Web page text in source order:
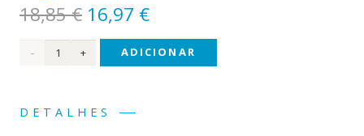
18,85€ O
preço
original
18,85 €.
16,97 €O
preço
atual
Quantidade
ADICIONAR
DETALHES